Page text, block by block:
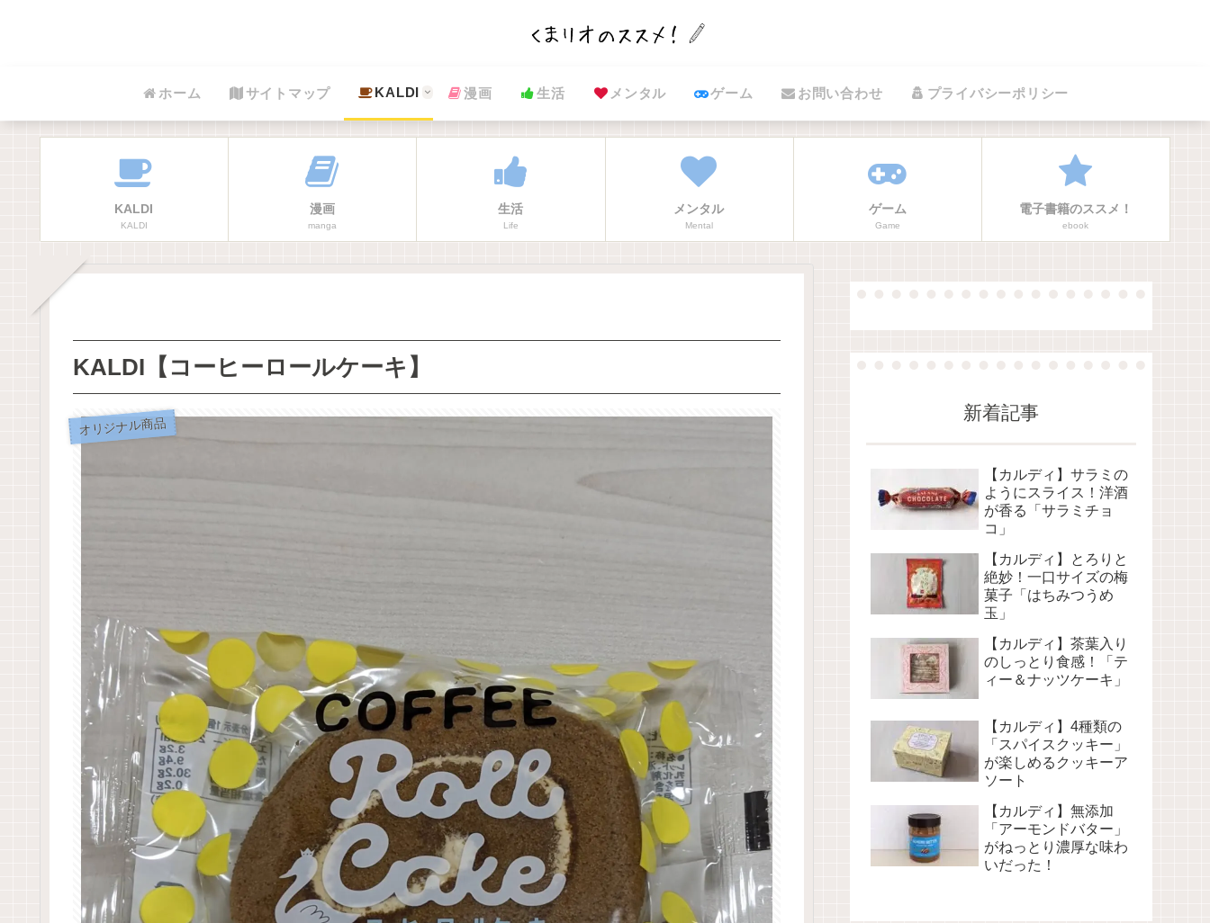
ホーム サイトマップ KALDI 漫画 生活 メンタル ゲーム お問い合わせ プライバシーポリシー
KALDI
KALDI
漫画
manga
生活
Life
メンタル
Mental
ゲーム
Game
電子書籍のススメ！
ebook
KALDI【コーヒーロールケーキ】
オリジナル商品
新着記事
【カルディ】サラミの
ようにスライス！洋酒
が香る「サラミチョ
コ」
【カルディ】とろりと
絶妙！一口サイズの梅
菓子「はちみつうめ
玉」
【カルディ】茶葉入り
のしっとり食感！「テ
ィー＆ナッツケーキ」
【カルディ】4種類の
「スパイスクッキー」
が楽しめるクッキーア
ソート
【カルディ】無添加
「アーモンドバター」
がねっとり濃厚な味わ
いだった！